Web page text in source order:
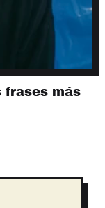
frases más